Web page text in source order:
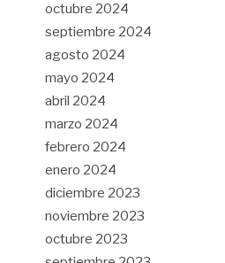
octubre 2024
septiembre 2024
agosto 2024
mayo 2024
abril 2024
marzo 2024
febrero 2024
enero 2024
diciembre 2023
noviembre 2023
octubre 2023